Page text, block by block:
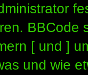
BBCode
[ und ]
und wie